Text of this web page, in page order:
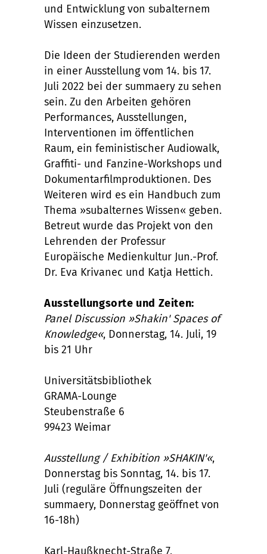
und Entwicklung von subalternem
Wissen einzusetzen.
Die Ideen der Studierenden werden
in einer Ausstellung vom 14. bis 17.
Juli 2022 bei der summaery zu sehen
sein. Zu den Arbeiten gehören
Performances, Ausstellungen,
Interventionen im öffentlichen
Raum, ein feministischer Audiowalk,
Graffiti- und Fanzine-Workshops und
Dokumentarfilmproduktionen. Des
Weiteren wird es ein Handbuch zum
Thema »subalternes Wissen« geben.
Betreut wurde das Projekt von den
Lehrenden der Professur
Europäische Medienkultur Jun.-Prof.
Dr. Eva Krivanec und Katja Hettich.
Ausstellungsorte und Zeiten:
Panel Discussion »Shakin' Spaces of
Knowledge«, Donnerstag, 14. Juli, 19
bis 21 Uhr
Universitätsbibliothek
GRAMA-Lounge
Steubenstraße 6
99423 Weimar
Ausstellung / Exhibition »SHAKIN'«,
Donnerstag bis Sonntag, 14. bis 17.
Juli (reguläre Öffnungszeiten der
summaery, Donnerstag geöffnet von
16-18h)
Karl-Haußknecht-Straße 7,